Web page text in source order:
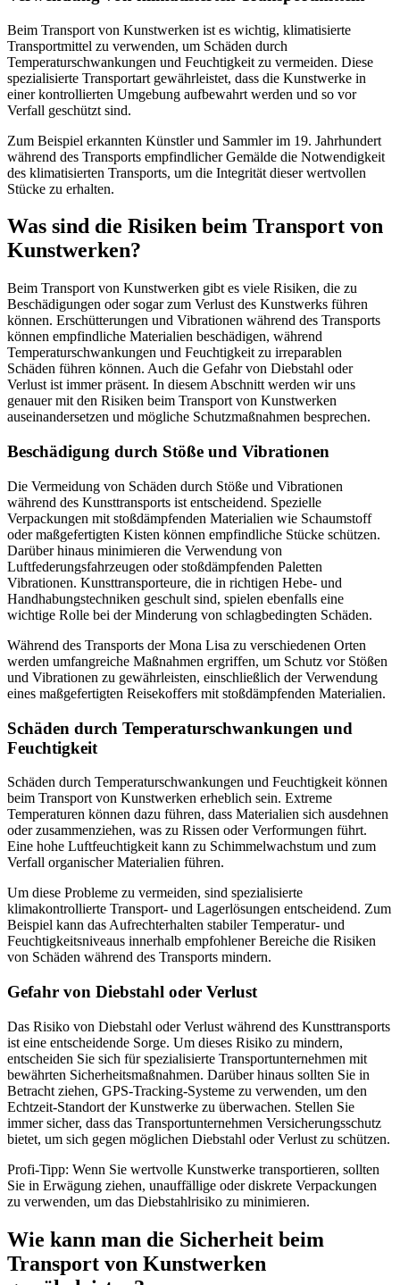
Beim Transport von Kunstwerken ist es wichtig, klimatisierte
Transportmittel zu verwenden, um Schäden durch
Temperaturschwankungen und Feuchtigkeit zu vermeiden. Diese
spezialisierte Transportart gewährleistet, dass die Kunstwerke in
einer kontrollierten Umgebung aufbewahrt werden und so vor
Verfall geschützt sind.
Zum Beispiel erkannten Künstler und Sammler im 19. Jahrhundert
während des Transports empfindlicher Gemälde die Notwendigkeit
des klimatisierten Transports, um die Integrität dieser wertvollen
Stücke zu erhalten.
Was sind die Risiken beim Transport von
Kunstwerken?
Beim Transport von Kunstwerken gibt es viele Risiken, die zu
Beschädigungen oder sogar zum Verlust des Kunstwerks führen
können. Erschütterungen und Vibrationen während des Transports
können empfindliche Materialien beschädigen, während
Temperaturschwankungen und Feuchtigkeit zu irreparablen
Schäden führen können. Auch die Gefahr von Diebstahl oder
Verlust ist immer präsent. In diesem Abschnitt werden wir uns
genauer mit den Risiken beim Transport von Kunstwerken
auseinandersetzen und mögliche Schutzmaßnahmen besprechen.
Beschädigung durch Stöße und Vibrationen
Die Vermeidung von Schäden durch Stöße und Vibrationen
während des Kunsttransports ist entscheidend. Spezielle
Verpackungen mit stoßdämpfenden Materialien wie Schaumstoff
oder maßgefertigten Kisten können empfindliche Stücke schützen.
Darüber hinaus minimieren die Verwendung von
Luftfederungsfahrzeugen oder stoßdämpfenden Paletten
Vibrationen. Kunsttransporteure, die in richtigen Hebe- und
Handhabungstechniken geschult sind, spielen ebenfalls eine
wichtige Rolle bei der Minderung von schlagbedingten Schäden.
Während des Transports der Mona Lisa zu verschiedenen Orten
werden umfangreiche Maßnahmen ergriffen, um Schutz vor Stößen
und Vibrationen zu gewährleisten, einschließlich der Verwendung
eines maßgefertigten Reisekoffers mit stoßdämpfenden Materialien.
Schäden durch Temperaturschwankungen und
Feuchtigkeit
Schäden durch Temperaturschwankungen und Feuchtigkeit können
beim Transport von Kunstwerken erheblich sein. Extreme
Temperaturen können dazu führen, dass Materialien sich ausdehnen
oder zusammenziehen, was zu Rissen oder Verformungen führt.
Eine hohe Luftfeuchtigkeit kann zu Schimmelwachstum und zum
Verfall organischer Materialien führen.
Um diese Probleme zu vermeiden, sind spezialisierte
klimakontrollierte Transport- und Lagerlösungen entscheidend. Zum
Beispiel kann das Aufrechterhalten stabiler Temperatur- und
Feuchtigkeitsniveaus innerhalb empfohlener Bereiche die Risiken
von Schäden während des Transports mindern.
Gefahr von Diebstahl oder Verlust
Das Risiko von Diebstahl oder Verlust während des Kunsttransports
ist eine entscheidende Sorge. Um dieses Risiko zu mindern,
entscheiden Sie sich für spezialisierte Transportunternehmen mit
bewährten Sicherheitsmaßnahmen. Darüber hinaus sollten Sie in
Betracht ziehen, GPS-Tracking-Systeme zu verwenden, um den
Echtzeit-Standort der Kunstwerke zu überwachen. Stellen Sie
immer sicher, dass das Transportunternehmen Versicherungsschutz
bietet, um sich gegen möglichen Diebstahl oder Verlust zu schützen.
Profi-Tipp: Wenn Sie wertvolle Kunstwerke transportieren, sollten
Sie in Erwägung ziehen, unauffällige oder diskrete Verpackungen
zu verwenden, um das Diebstahlrisiko zu minimieren.
Wie kann man die Sicherheit beim
Transport von Kunstwerken